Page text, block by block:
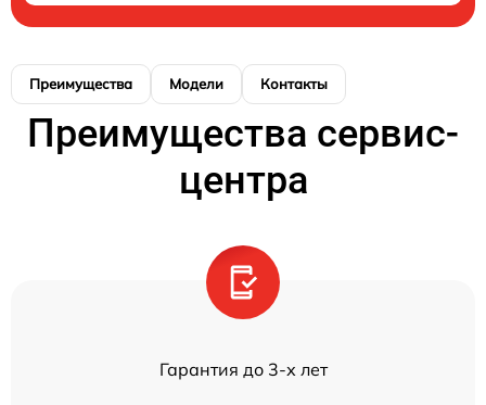
Преимущества Модели Контакты
Преимущества сервис-
центра
Гарантия до 3-х лет